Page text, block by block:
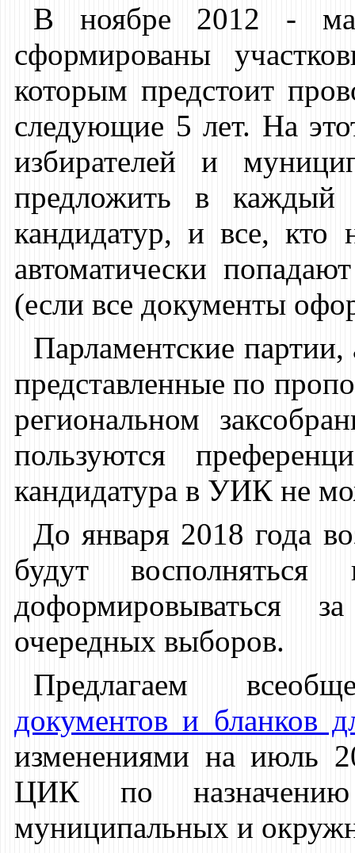
В ноябре 2012 -
сформированы
которым предстоит
следующие 5 лет. На
избирателей и
предложить в каждый
кандидатур, и все,
автоматически
(если все документы
Парламентские
представленные по
региональном
пользуются
кандидатура в УИК не
До января 2018 года
будут
очередных выборов.
Предлагаем
документов и бланков
изменениями на июль
ЦИК по назначению
муниципальных и